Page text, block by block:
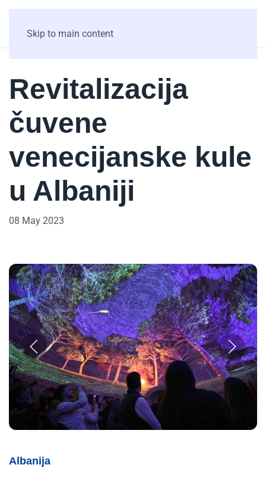
Skip to main content
Revitalizacija
čuvene
venecijanske kule
u Albaniji
08 May 2023
Albanija